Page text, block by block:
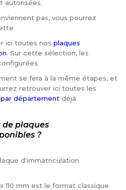
autorisées.
pas, vous pourrez
ici toutes nos plaques
. Sur cette sélection, les
se fera à la même étapes, et
retrouver ici toutes les
par département déjà
de plaques
?
d'immatriculation
110 mm est le format classique